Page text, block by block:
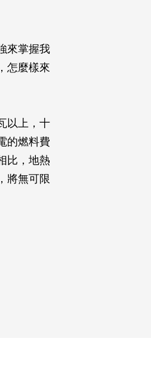
來掌握我
怎麼樣來
以上，十
的燃料費
比，地熱
將無可限